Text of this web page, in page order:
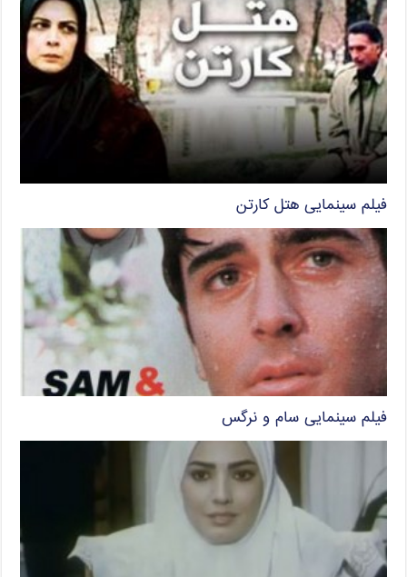
فیلم سینمایی هتل کارتن
فیلم سینمایی سام و نرگس